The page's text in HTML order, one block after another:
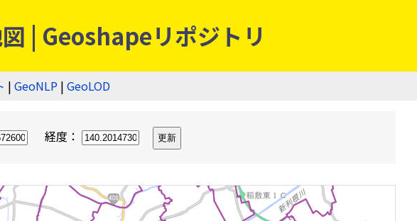
| Geoshapeリポジトリ
| GeoNLP | GeoLOD
経度：